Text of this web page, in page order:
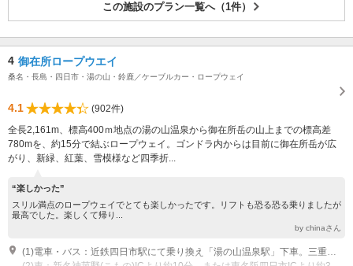
この施設のプラン一覧へ（1件）
4 御在所ロープウエイ
桑名・長島・四日市・湯の山・鈴鹿／ケーブルカー・ロープウェイ
4.1
(902件)
全長2,161m、標高400ｍ地点の湯の山温泉から御在所岳の山上までの標高差
780mを、約15分で結ぶロープウェイ。ゴンドラ内からは目前に御在所岳が広
がり、新緑、紅葉、雪模様など四季折...
“楽しかった”
スリル満点のロープウェイでとても楽しかったです。リフトも恐る恐る乗りましたが
最高でした。楽しくて帰り...
by chinaさん
(1)電車・バス：近鉄四日市駅にて乗り換え「湯の山温泉駅」下車。三重交通バス「湯の山温泉・御在所ロープウエイ前」行き約10分 ※「湯の山温泉・御在所ロープウエイ前」へは名古屋駅（名鉄バスセンター）から三重交通の直通高速バスが運行